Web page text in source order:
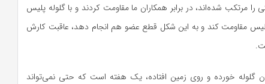
مرتکب شده‌اند، در برابر همکاران ما مقاومت کردند و با گلوله پلیس
مقاومت کند و به این شکل قطع عضو هم انجام دهد، عاقبت کارش
خورده و روی زمین افتاده، یک هفته است که حتی نمی‌تواند